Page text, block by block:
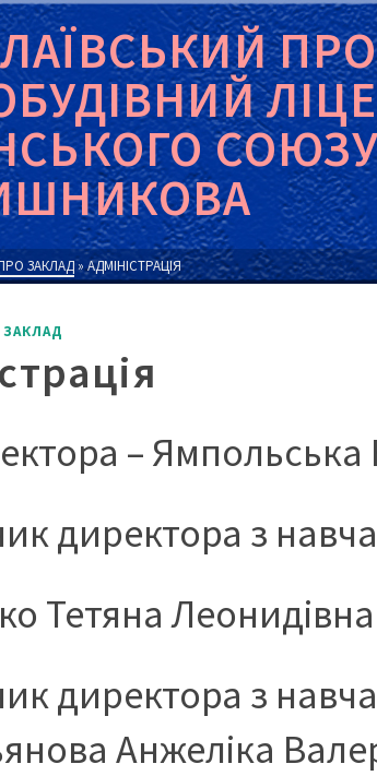
ЗАКЛАД» АДМІНІСТРАЦІЯ
– Ямпольська
директора з
Тетяна Леонидівна
директора з
Анжеліка